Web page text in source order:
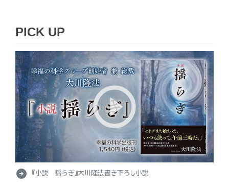
PICK UP
arrow_circle_right 『小説 揺らぎ』大川隆法書き下ろし小説